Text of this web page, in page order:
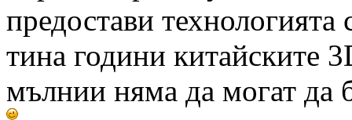
предостави
тина години китайските
мълнии няма да могат